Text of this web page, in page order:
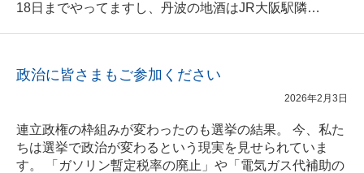
18日までやってますし、丹波の地酒はJR大阪駅隣…
政治に皆さまもご参加ください
2026年2月3日
連立政権の枠組みが変わったのも選挙の結果。 今、私た
ちは選挙で政治が変わるという現実を見せられていま
す。 「ガソリン暫定税率の廃止」や「電気ガス代補助の